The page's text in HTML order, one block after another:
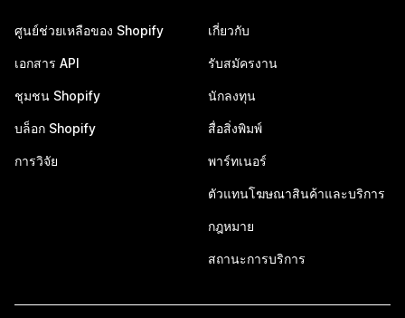
ศูนย์ช่วยเหลือของ Shopify
เอกสาร API
ชุมชน Shopify
บล็อก Shopify
การวิจัย
เกี่ยวกับ
รับสมัครงาน
นักลงทุน
สื่อสิ่งพิมพ์
พาร์ทเนอร์
ตัวแทนโฆษณาสินค้าและบริการ
กฎหมาย
สถานะการบริการ